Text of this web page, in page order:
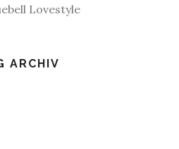
Lovestyle
ARCHIV